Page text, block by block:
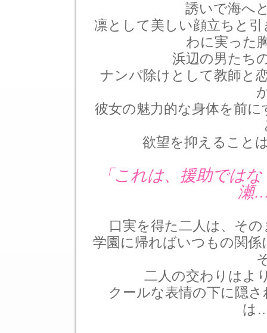
誘いで海へ
凛として美しい顔立ちと
わに実った
浜辺の男たち
ナンパ除けとして教師と
彼女の魅力的な身体を前
欲望を抑えること
「これは、援助では
瀬
口実を得た二人は、そ
学園に帰ればいつもの関
二人の交わりはよ
クールな表情の下に隠
は